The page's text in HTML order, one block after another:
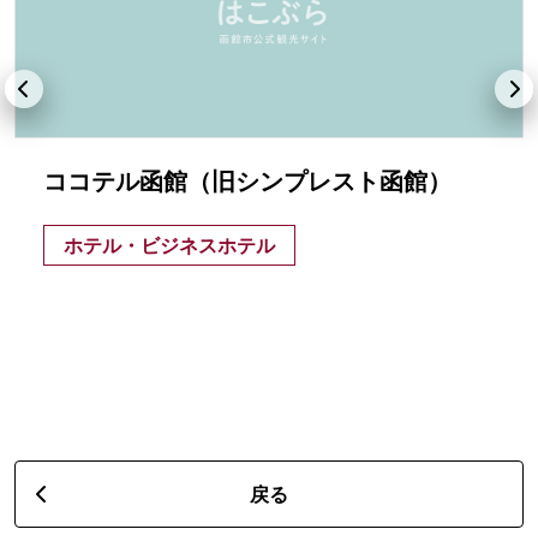
ココテル函館（旧シンプレスト函館）
ホテル・ビジネスホテル
戻る